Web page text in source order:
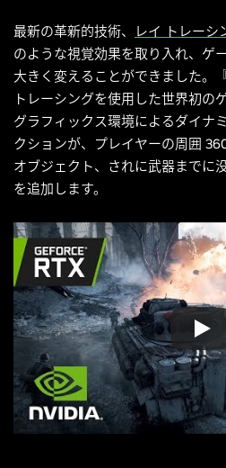
最新の革新的技術、 レイ トレーシ
のような視覚効果を取り入れ、ゲ
大きく変えることができました。
トレーシングを使用した世界初の
グラフィックス環境によるダイナ
クションが、プレイヤーの周囲
オブジェクト、されに武器までに
を追加します。